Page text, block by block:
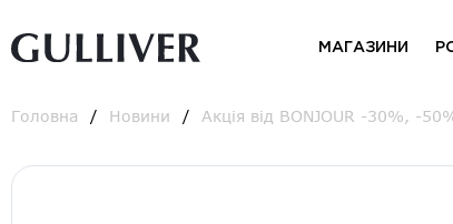
МАГАЗИНИ
Головна Новини Акція від BONJOUR -30%, -